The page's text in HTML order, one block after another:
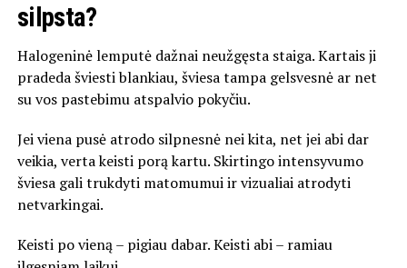
silpsta?
Halogeninė lemputė dažnai neužgęsta staiga. Kartais ji
pradeda šviesti blankiau, šviesa tampa gelsvesnė ar net
su vos pastebimu atspalvio pokyčiu.
Jei viena pusė atrodo silpnesnė nei kita, net jei abi dar
veikia, verta keisti porą kartu. Skirtingo intensyvumo
šviesa gali trukdyti matomumui ir vizualiai atrodyti
netvarkingai.
Keisti po vieną – pigiau dabar. Keisti abi – ramiau